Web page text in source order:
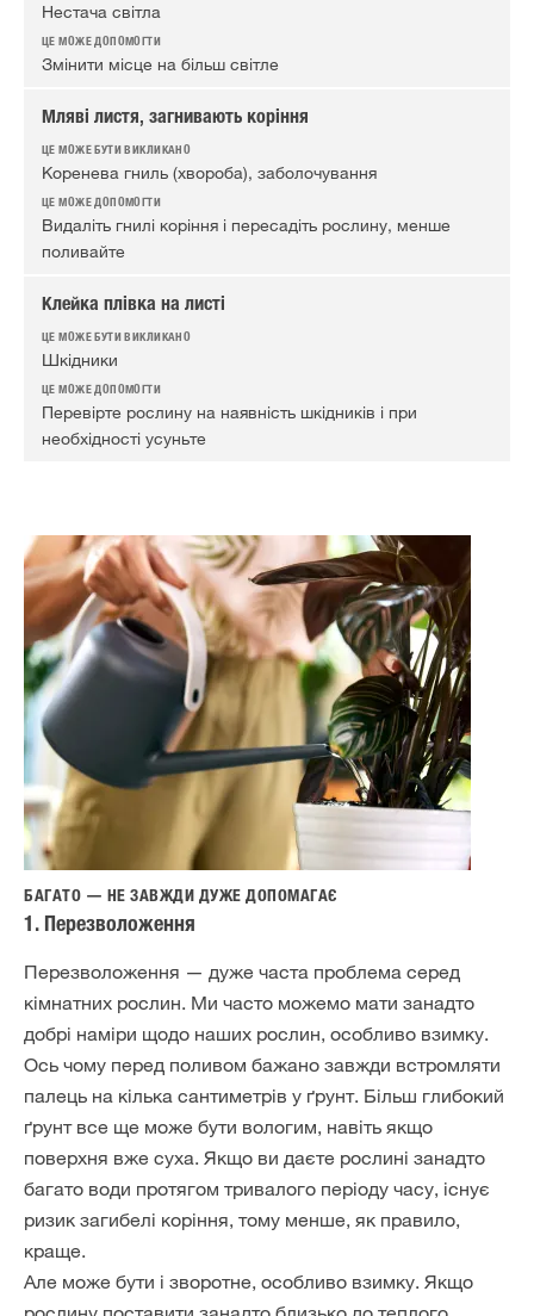
Нестача світла
Змінити місце на більш світле
Мляві листя, загнивають коріння
Коренева гниль (хвороба), заболочування
Видаліть гнилі коріння і пересадіть рослину, менше
поливайте
Клейка плівка на листі
Шкідники
Перевірте рослину на наявність шкідників і при
необхідності усуньте
БАГАТО — НЕ ЗАВЖДИ ДУЖЕ ДОПОМАГАЄ
1. Перезволоження
Перезволоження — дуже часта проблема серед
кімнатних рослин. Ми часто можемо мати занадто
добрі наміри щодо наших рослин, особливо взимку.
Ось чому перед поливом бажано завжди встромляти
палець на кілька сантиметрів у ґрунт. Більш глибокий
ґрунт все ще може бути вологим, навіть якщо
поверхня вже суха. Якщо ви даєте рослині занадто
багато води протягом тривалого періоду часу, існує
ризик загибелі коріння, тому менше, як правило,
краще.
Але може бути і зворотне, особливо взимку. Якщо